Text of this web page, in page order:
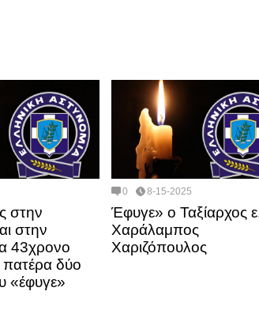
στην
στην
43χρονο
πατέρα δύο
«έφυγε»
0 8-15-2025
Έφυγε» ο Ταξίαρχος
Χαράλαμπος
Χαριζόπουλος